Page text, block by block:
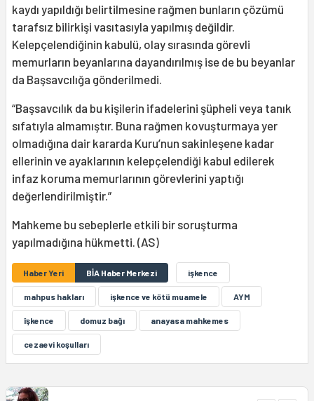
kaydı yapıldığı belirtilmesine rağmen bunların çözümü
tarafsız bilirkişi vasıtasıyla yapılmış değildir.
Kelepçelendiğinin kabulü, olay sırasında görevli
memurların beyanlarına dayandırılmış ise de bu beyanlar
da Başsavcılığa gönderilmedi.
“Başsavcılık da bu kişilerin ifadelerini şüpheli veya tanık
sıfatıyla almamıştır. Buna rağmen kovuşturmaya yer
olmadığına dair kararda Kuru’nun sakinleşene kadar
ellerinin ve ayaklarının kelepçelendiği kabul edilerek
infaz koruma memurlarının görevlerini yaptığı
değerlendirilmiştir.”
Mahkeme bu sebeplerle etkili bir soruşturma
yapılmadığına hükmetti. (AS)
Haber Yeri BİA Haber Merkezi işkence
mahpus hakları işkence ve kötü muamele AYM
îşkence domuz bağı anayasa mahkemes
cezaevi koşulları